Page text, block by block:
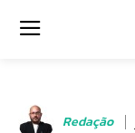
Redação